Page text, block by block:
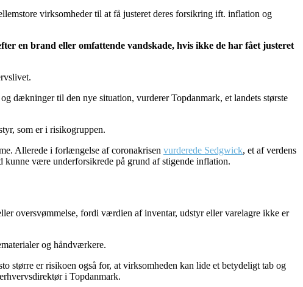
virksomheder til at få justeret deres forsikring ift. inflation og
en brand eller omfattende vandskade, hvis ikke de har fået justeret
dækninger til den nye situation, vurderer Topdanmark, et landets største
som er i risikogruppen.
Allerede i forlængelse af coronakrisen vurderede Sedgwick, et af verdens
kunne være underforsikrede på grund af stigende inflation.
oversvømmelse, fordi værdien af inventar, udstyr eller varelagre ikke er
og håndværkere.
større er risikoen også for, at virksomheden kan lide et betydeligt tab og
i Topdanmark.